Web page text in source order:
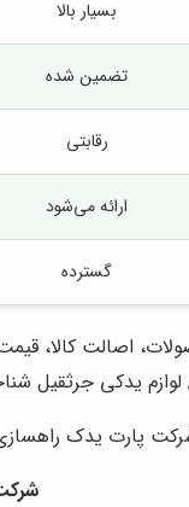
بسیار بالا
تضمین شده
رقابتی
ارائه می‌شود
گسترده
اصالت کالا،
لوازم یدکی جرثقیل
پارت یدک